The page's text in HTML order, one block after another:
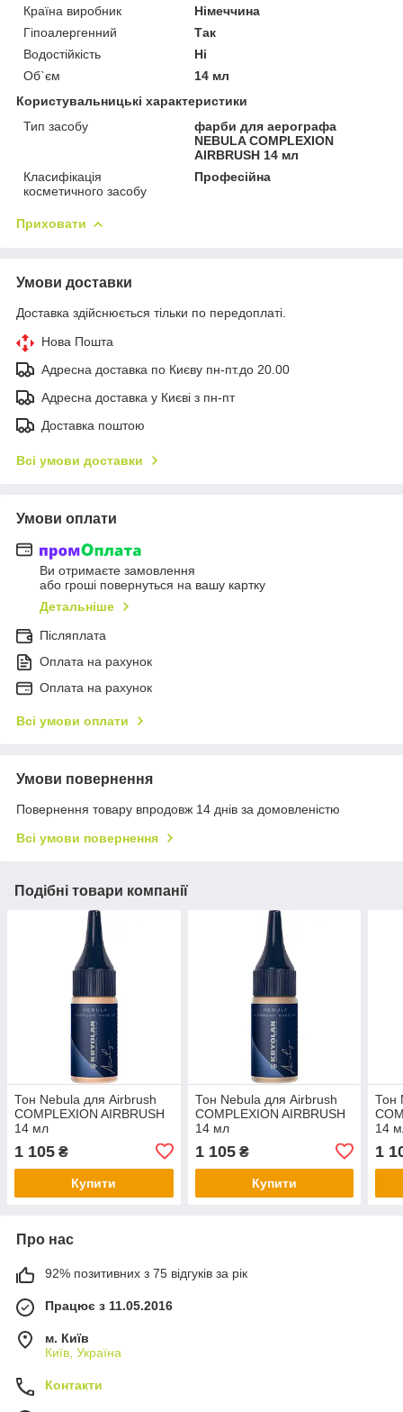
Країна виробник
Німеччина
Гіпоалергенний
Так
Водостійкість
Ні
Об`єм
14 мл
Користувальницькі характеристики
Тип засобу
фарби для аерографа
NEBULA COMPLEXION
AIRBRUSH 14 мл
Класифікація
косметичного засобу
Професійна
Приховати
Умови доставки
Доставка здійснюється тільки по передоплаті.
Нова Пошта
Адресна доставка по Києву пн-пт.до 20.00
Адресна доставка у Києві з пн-пт
Доставка поштою
Всі умови доставки
Умови оплати
Ви отримаєте замовлення
або гроші повернуться на вашу картку
Детальніше
Післяплата
Оплата на рахунок
Оплата на рахунок
Всі умови оплати
Умови повернення
Повернення товару впродовж 14 днів за домовленістю
Всі умови повернення
Подібні товари компанії
Тон Nebula для Airbrush
COMPLEXION AIRBRUSH
14 мл
1 105 ₴
Купити
Тон Nebula для Airbrush
COMPLEXION AIRBRUSH
14 мл
1 105₴
Купити
Тон
14
1
Про нас
92% позитивних з 75 відгуків за рік
Працює з 11.05.2016
м. Київ
Київ, Україна
Контакти